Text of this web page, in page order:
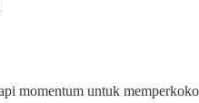
momentum untuk